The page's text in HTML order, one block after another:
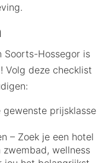
Soorts-Hossegor is
Volg deze checklist
prijsklasse
– Zoek je een hotel
wellness